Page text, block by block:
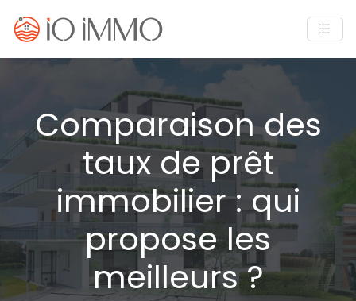
Comparaison des
taux de prêt
immobilier : qui
propose les
meilleurs ?